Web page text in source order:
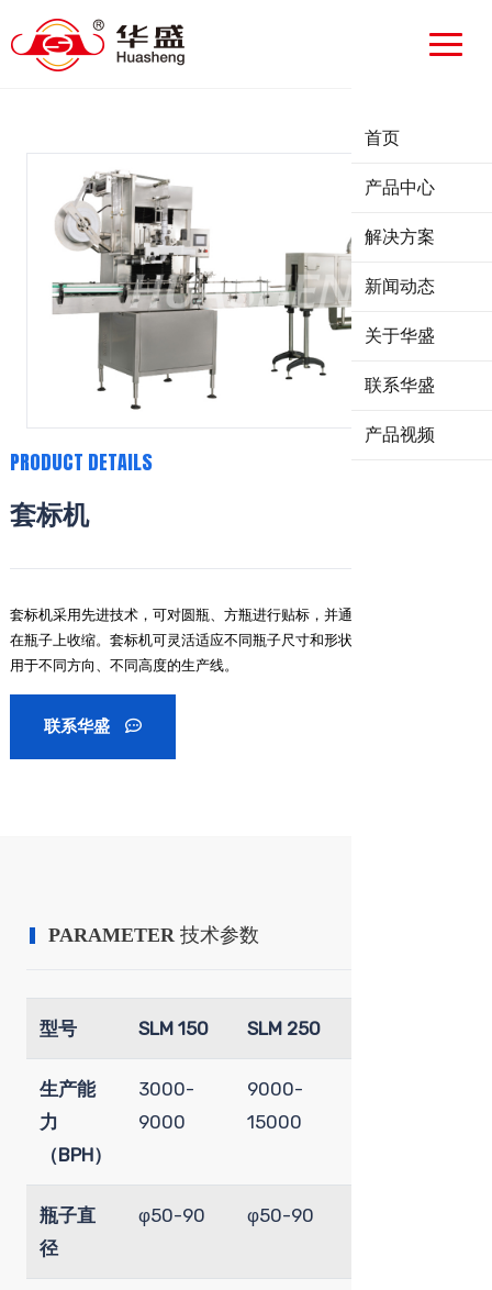
首页
产品中心
解决方案
新闻动态
关于华盛
联系华盛
产品视频
PRODUCT DETAILS
套标机
套标机采用先进技术，可对圆瓶、方瓶进行贴标，并通过加热炉使标签
在瓶子上收缩。套标机可灵活适应不同瓶子尺寸和形状，结构紧凑，适
用于不同方向、不同高度的生产线。
联系华盛
PARAMETER 技术参数
型号 SLM 150 SLM 250
生产能
力
（BPH）
3000-
9000
9000-
15000
瓶子直
径
φ50-90 φ50-90